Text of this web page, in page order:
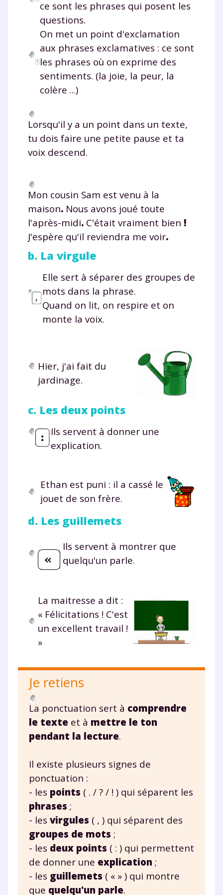
ce sont les phrases qui posent les
questions.
On met un point d'exclamation
aux phrases exclamatives : ce sont
les phrases où on exprime des
sentiments. (la joie, la peur, la
colère ...)
Lorsqu'il y a un point dans un texte,
tu dois faire une petite pause et ta
voix descend.
Mon cousin Sam est venu à la
maison. Nous avons joué toute
l'après-midi. C'était vraiment bien !
J'espère qu'il reviendra me voir.
b. La virgule
Elle sert à séparer des groupes de
mots dans la phrase.
Quand on lit, on respire et on
monte la voix.
Hier, j'ai fait du
jardinage.
c. Les deux points
Ils servent à donner une
explication.
Ethan est puni : il a cassé le
jouet de son frère.
d. Les guillemets
Ils servent à montrer que
quelqu'un parle.
La maitresse a dit :
« Félicitations ! C'est
un excellent travail !
»
Je retiens
La ponctuation sert à comprendre
le texte et à mettre le ton
pendant la lecture.
Il existe plusieurs signes de
ponctuation :
- les points ( . / ? / ! ) qui séparent les
phrases ;
- les virgules ( , ) qui séparent des
groupes de mots ;
- les deux points ( : ) qui permettent
de donner une explication ;
- les guillemets ( « » ) qui montre
que quelqu'un parle.
Envie de progresser
année scolaire ?
Testez gratuitement
pendant 24h notre
plateforme de soutien
scolaire !
Fiches de cours et vidéos
Unespace dédié aux parents
suivre les progrès
Tout le programme scolaire du CP à
la Terminale
Des profs expérimentés disponibles
à la demande par tchat, audio ou
vidéo